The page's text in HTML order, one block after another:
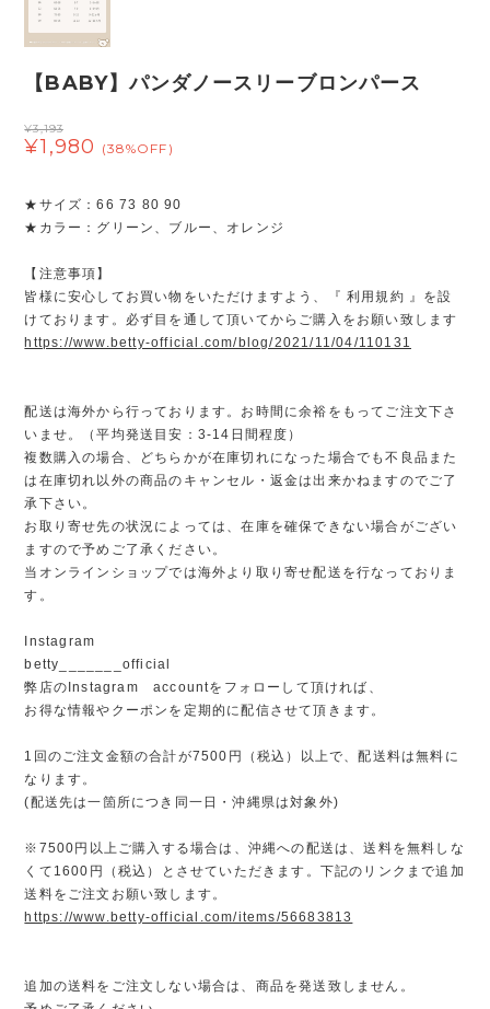
【BABY】パンダノースリーブロンパース
¥3,193
¥1,980 (38%OFF)
★サイズ：66 73 80 90
★カラー：グリーン、ブルー、オレンジ
【注意事項】
皆様に安心してお買い物をいただけますよう、『 利用規約 』を設
けております。必ず目を通して頂いてからご購入をお願い致します
https://www.betty-official.com/blog/2021/11/04/110131
配送は海外から行っております。お時間に余裕をもってご注文下さ
いませ。（平均発送目安：3-14日間程度）
複数購入の場合、どちらかが在庫切れになった場合でも不良品また
は在庫切れ以外の商品のキャンセル・返金は出来かねますのでご了
承下さい。
お取り寄せ先の状況によっては、在庫を確保できない場合がござい
ますので予めご了承ください。
当オンラインショップでは海外より取り寄せ配送を行なっておりま
す。
Instagram
betty_______official
弊店のInstagram accountをフォローして頂ければ、
お得な情報やクーポンを定期的に配信させて頂きます。
1回のご注文金額の合計が7500円（税込）以上で、配送料は無料に
なります。
(配送先は一箇所につき同一日・沖縄県は対象外)
※7500円以上ご購入する場合は、沖縄への配送は、送料を無料しな
くて1600円（税込）とさせていただきます。下記のリンクまで追加
送料をご注文お願い致します。
https://www.betty-official.com/items/56683813
追加の送料をご注文しない場合は、商品を発送致しません。